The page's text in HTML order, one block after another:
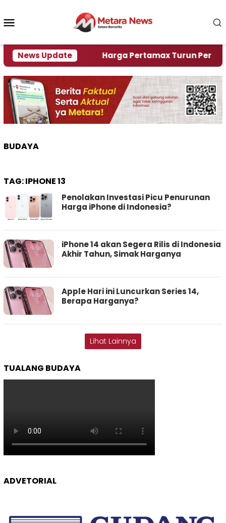
konten
News Update
Air Harga Pertamax Turun Per Hari Ini,
BUDAYA
TAG:IPHONE 13
Penolakan Investasi Picu Penurunan
Harga iPhone di Indonesia?
iPhone 14 akan Segera Rilis di Indonesia
Akhir Tahun, Simak Harganya
Apple Hari ini Luncurkan Series 14,
Berapa Harganya?
Lihat Lainnya
TUALANG BUDAYA
ADVETORIAL